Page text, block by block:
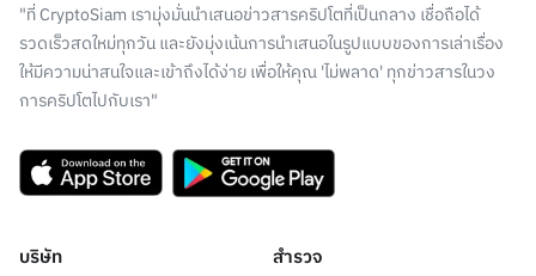
"ที่ CryptoSiam เรามุ่งมั่นนำเสนอข่าวสารคริปโตที่เป็นกลาง เชื่อถือได้
รวดเร็วสดใหม่ทุกวัน และยังมุ่งเน้นการนำเสนอในรูปแบบของการเล่าเรื่อง
ให้มีความน่าสนใจและเข้าถึงได้ง่าย เพื่อให้คุณ 'ไม่พลาด' ทุกข่าวสารในวง
การคริปโตไปกับเรา"
บริษัท สำรวจ